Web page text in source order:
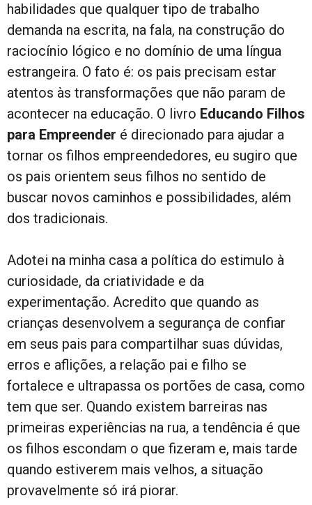
habilidades que qualquer tipo de trabalho
demanda na escrita, na fala, na construção do
raciocínio lógico e no domínio de uma língua
estrangeira. O fato é: os pais precisam estar
atentos às transformações que não param de
acontecer na educação. O livro Educando Filhos
para Empreender é direcionado para ajudar a
tornar os filhos empreendedores, eu sugiro que
os pais orientem seus filhos no sentido de
buscar novos caminhos e possibilidades, além
dos tradicionais.
Adotei na minha casa a política do estimulo à
curiosidade, da criatividade e da
experimentação. Acredito que quando as
crianças desenvolvem a segurança de confiar
em seus pais para compartilhar suas dúvidas,
erros e aflições, a relação pai e filho se
fortalece e ultrapassa os portões de casa, como
tem que ser. Quando existem barreiras nas
primeiras experiências na rua, a tendência é que
os filhos escondam o que fizeram e, mais tarde
quando estiverem mais velhos, a situação
provavelmente só irá piorar.